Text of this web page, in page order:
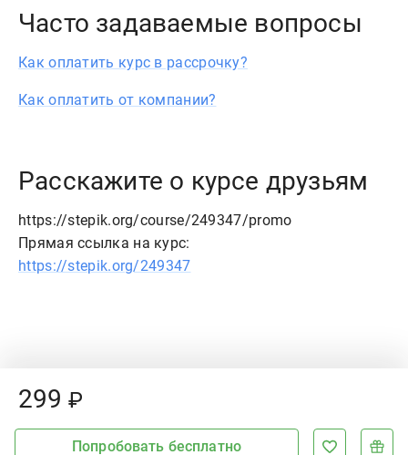
Часто задаваемые вопросы
Как оплатить курс в рассрочку?
Как оплатить от компании?
Расскажите о курсе друзьям
https://stepik.org/course/249347/promo
Прямая ссылка на курс:
https://stepik.org/249347
Price:
299 ₽
Попробовать бесплатно